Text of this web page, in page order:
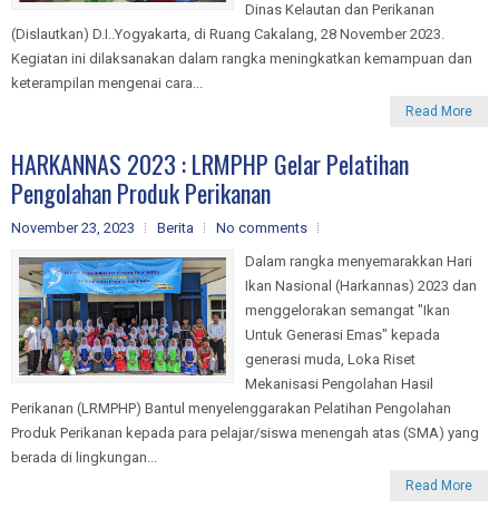
Dinas Kelautan dan Perikanan
(Dislautkan) D.I..Yogyakarta, di Ruang Cakalang, 28 November 2023.
Kegiatan ini dilaksanakan dalam rangka meningkatkan kemampuan dan
keterampilan mengenai cara...
Read More
HARKANNAS 2023 : LRMPHP Gelar Pelatihan
Pengolahan Produk Perikanan
November 23, 2023 Berita
No comments
Dalam rangka menyemarakkan Hari
Ikan Nasional (Harkannas) 2023 dan
menggelorakan semangat "Ikan
Untuk Generasi Emas" kepada
generasi muda, Loka Riset
Mekanisasi Pengolahan Hasil
Perikanan (LRMPHP) Bantul menyelenggarakan Pelatihan Pengolahan
Produk Perikanan kepada para pelajar/siswa menengah atas (SMA) yang
berada di lingkungan...
Read More